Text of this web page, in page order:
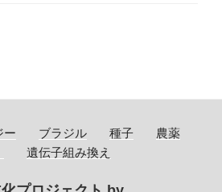
ー ブラジル 種子
農薬
遺伝子組み換え